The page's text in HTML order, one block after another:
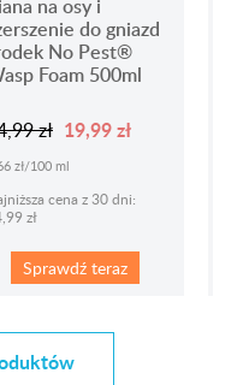
na osy i
do gniazd
No Pest®
Foam 500ml
zł 19,99 zł
zł/100 ml
cena z 30 dni:
zł
Sprawdź teraz